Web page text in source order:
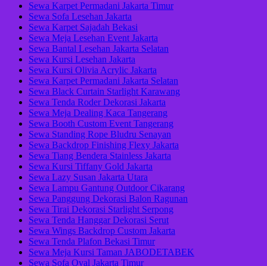
Sewa Karpet Permadani Jakarta Timur
Sewa Sofa Lesehan Jakarta
Sewa Karpet Sajadah Bekasi
Sewa Meja Lesehan Event Jakarta
Sewa Bantal Lesehan Jakarta Selatan
Sewa Kursi Lesehan Jakarta
Sewa Kursi Olivia Acrylic Jakarta
Sewa Karpet Permadani Jakarta Selatan
Sewa Black Curtain Starlight Karawang
Sewa Tenda Roder Dekorasi Jakarta
Sewa Meja Dealing Kaca Tangerang
Sewa Booth Custom Event Tangerang
Sewa Standing Rope Bludru Senayan
Sewa Backdrop Finishing Flexy Jakarta
Sewa Tiang Bendera Stainless Jakarta
Sewa Kursi Tiffany Gold Jakarta
Sewa Lazy Susan Jakarta Utara
Sewa Lampu Gantung Outdoor Cikarang
Sewa Panggung Dekorasi Balon Ragunan
Sewa Tirai Dekorasi Starlight Serpong
Sewa Tenda Hanggar Dekorasi Serut
Sewa Wings Backdrop Custom Jakarta
Sewa Tenda Plafon Bekasi Timur
Sewa Meja Kursi Taman JABODETABEK
Sewa Sofa Oval Jakarta Timur